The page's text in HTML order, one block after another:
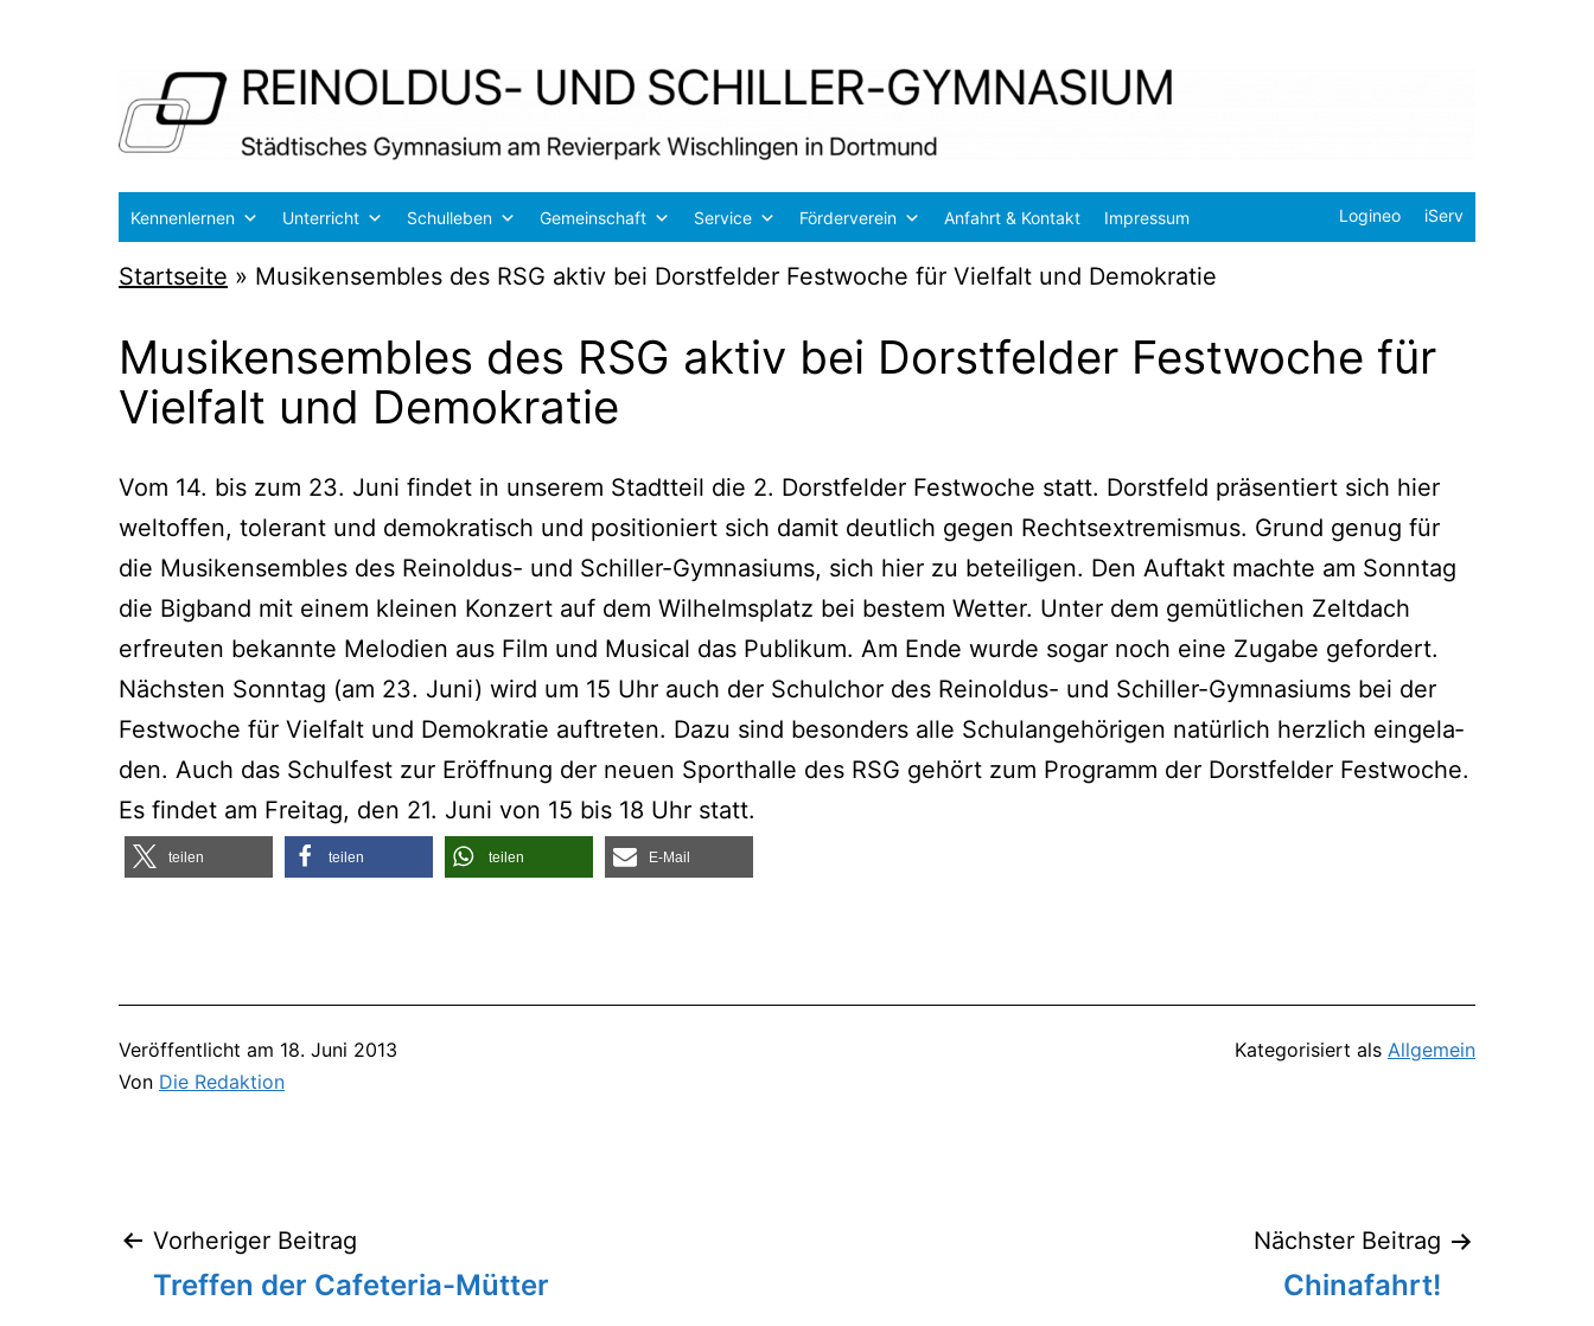
Reinoldus-
und
Schiller-
Dortmund
Kennenlernen Unterricht Schulleben Gemeinschaft Service Förderverein Anfahrt & Kontakt Impressum iServ
Logineo
Startseite » Musikensembles des RSG aktiv bei Dorstfelder Festwoche für Vielfalt und Demokratie
Musikensembles des RSG aktiv bei Dorstfelder Festwoche für
Vielfalt und Demokratie
Vom 14. bis zum 23. Juni fin­det in unse­rem Stadt­teil die 2. Dorst­fel­der Fest­wo­che statt. Dorst­feld prä­sen­tiert sich hier
welt­of­fen, tole­rant und demo­kra­tisch und posi­tio­niert sich damit deut­lich gegen Rechts­extre­mis­mus. Grund genug für
die Musik­ensem­bles des Rein­ol­dus- und Schil­ler-Gym­na­si­ums, sich hier zu betei­li­gen. Den Auf­takt mach­te am Sonn­tag
die Big­band mit einem klei­nen Kon­zert auf dem Wil­helms­platz bei bes­tem Wet­ter. Unter dem gemüt­li­chen Zelt­dach
erfreu­ten bekann­te Melo­dien aus Film und Musi­cal das Publi­kum. Am Ende wur­de sogar noch eine Zuga­be gefordert.
Nächs­ten Sonn­tag (am 23. Juni) wird um 15 Uhr auch der Schul­chor des Rein­ol­dus- und Schil­ler-Gym­na­si­ums bei der
Fest­wo­che für Viel­falt und Demo­kra­tie auf­tre­ten. Dazu sind beson­ders alle Schul­an­ge­hö­ri­gen natür­lich herz­lich ein­ge­la­
den. Auch das Schul­fest zur Eröff­nung der neu­en Sport­hal­le des RSG gehört zum Pro­gramm der Dorst­fel­der Fest­wo­che.
Es fin­det am Frei­tag, den 21. Juni von 15 bis 18 Uhr statt.
tei­len tei­len tei­len E‑Mail
Veröffentlicht am 18. Juni 2013
Von Die Redaktion
Kategorisiert als Allgemein
Beitragsnavigation
Vorheriger Beitrag
Treffen der Cafeteria-Mütter
Nächster Beitrag
Chinafahrt!